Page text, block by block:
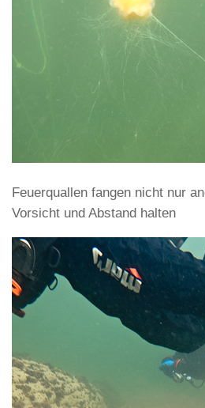
Feuerquallen fangen nicht nur
Vorsicht und Abstand halten